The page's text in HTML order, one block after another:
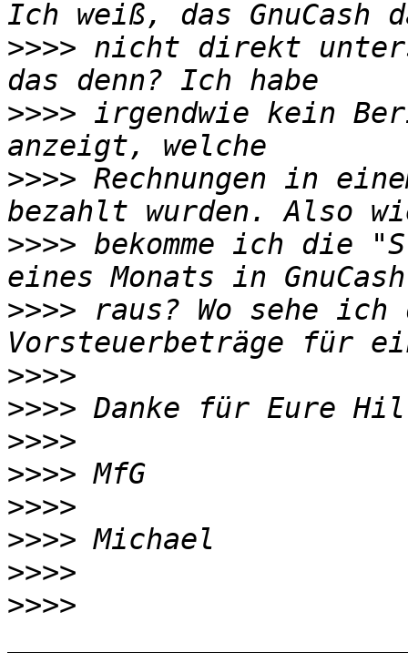
>>>> nicht direkt
>>>> irgendwie kein
>>>> Rechnungen in
>>>> bekomme ich die
>>>> raus? Wo sehe ich
>>>>
>>>>
>>>>
>>>>
>>>>
>>>>
>>>>
>>>>